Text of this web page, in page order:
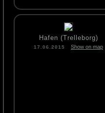
Hafen (Trelleborg)
17.06.2015 Show on map